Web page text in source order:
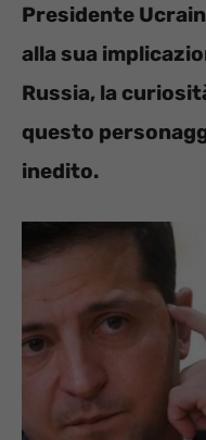
Presidente
alla sua
Russia, la
questo
inedito.